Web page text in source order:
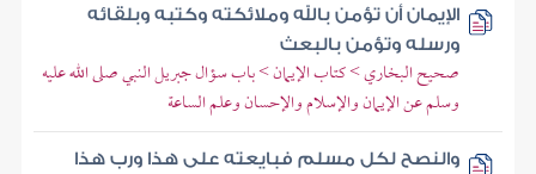
الإيمان أن تؤمن بالله وملائكته وكتبه وبلقائه
ورسله وتؤمن بالبعث
صحيح البخاري > كتاب الإيمان > باب سؤال جبريل النبي صلى الله عليه
وسلم عن الإيمان والإسلام والإحسان وعلم الساعة
والنصح لكل مسلم فبايعته على هذا ورب هذا